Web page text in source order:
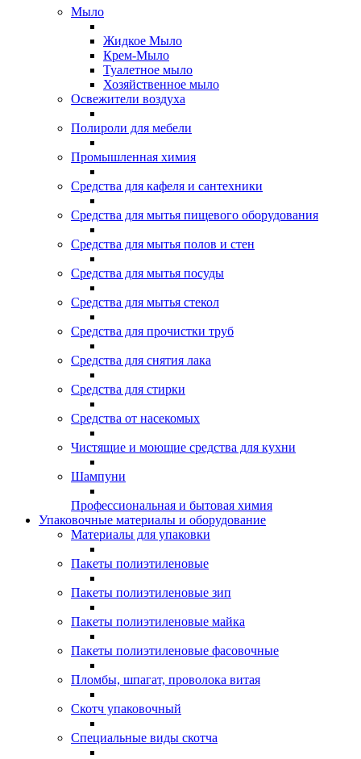
Мыло
Жидкое Мыло
Крем-Мыло
Туалетное мыло
Хозяйственное мыло
Освежители воздуха
Полироли для мебели
Промышленная химия
Средства для кафеля и сантехники
Средства для мытья пищевого оборудования
Средства для мытья полов и стен
Средства для мытья посуды
Средства для мытья стекол
Средства для прочистки труб
Средства для снятия лака
Средства для стирки
Средства от насекомых
Чистящие и моющие средства для кухни
Шампуни
Профессиональная и бытовая химия
Упаковочные материалы и оборудование
Материалы для упаковки
Пакеты полиэтиленовые
Пакеты полиэтиленовые зип
Пакеты полиэтиленовые майка
Пакеты полиэтиленовые фасовочные
Пломбы, шпагат, проволока витая
Скотч упаковочный
Специальные виды скотча